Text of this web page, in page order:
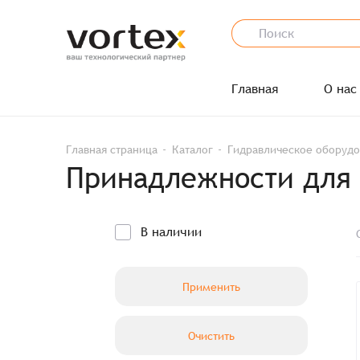
Главная О нас
Главная страница Каталог Гидравлическое
Принадлежности для
В наличии
Применить
Очистить